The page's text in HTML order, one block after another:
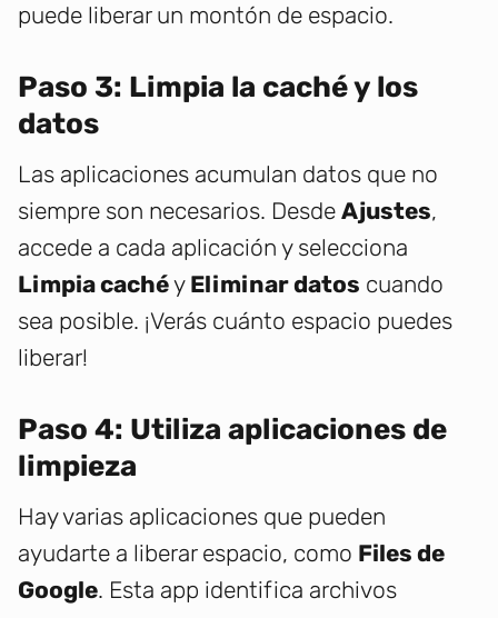
puede liberar un montón de espacio.
Paso 3: Limpia la caché y los
datos
Las aplicaciones acumulan datos que no
siempre son necesarios. Desde Ajustes,
accede a cada aplicación y selecciona
Limpia cachéy Eliminar datos cuando
sea posible. ¡Verás cuánto espacio puedes
liberar!
Paso 4: Utiliza aplicaciones de
limpieza
Hay varias aplicaciones que pueden
ayudarte a liberar espacio, como Files de
Google. Esta app identifica archivos